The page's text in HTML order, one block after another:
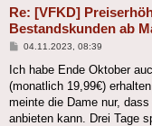
Re: [VFKD]
Bestandskunden ab
Beitrag
04.11.2023, 08:39
Ich habe Ende Oktober
(monatlich 19,99€)
meinte die Dame nur,
anbieten kann. Drei Tage